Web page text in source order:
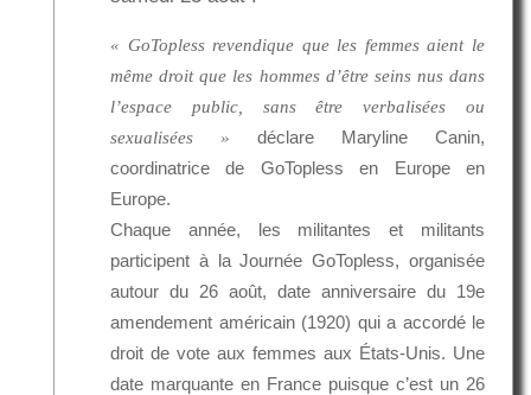
« GoTopless revendique que les femmes aient le
même droit que les hommes d’être seins nus dans
l’espace public, sans être verbalisées ou
sexualisées » déclare Maryline Canin,
coordinatrice de GoTopless en Europe en
Europe.
Chaque année, les militantes et militants
participent à la Journée GoTopless, organisée
autour du 26 août, date anniversaire du 19e
amendement américain (1920) qui a accordé le
droit de vote aux femmes aux États-Unis. Une
date marquante en France puisque c’est un 26